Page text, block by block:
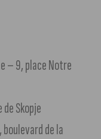
– 9, place Notre
Skopje
de la